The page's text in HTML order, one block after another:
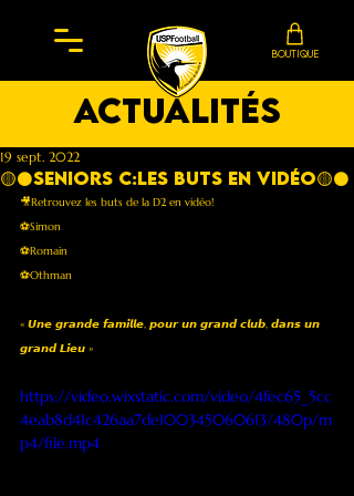
BOUTIQUE
actualités
🟡⚫️Seniors C:les buts en vidéo🟡⚫️
19 sept. 2022
🎥Retrouvez les buts de la D2 en vidéo!
⚽️Simon
⚽️Romain
⚽️Othman
« 𝙐𝙣𝙚 𝙜𝙧𝙖𝙣𝙙𝙚 𝙛𝙖𝙢𝙞𝙡𝙡𝙚, 𝙥𝙤𝙪𝙧 𝙪𝙣 𝙜𝙧𝙖𝙣𝙙 𝙘𝙡𝙪𝙗, 𝙙𝙖𝙣𝙨 𝙪𝙣
𝙜𝙧𝙖𝙣𝙙 𝙇𝙞𝙚𝙪 »
https://video.wixstatic.com/video/4fec65_5cc
4eab8d41c426aa7de100345060613/480p/m
p4/file.mp4